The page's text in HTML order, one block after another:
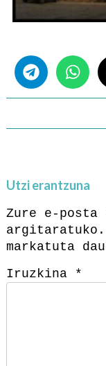
Utzi erantzuna
Zure e-posta
argitaratuko.
markatuta
Iruzkina
*